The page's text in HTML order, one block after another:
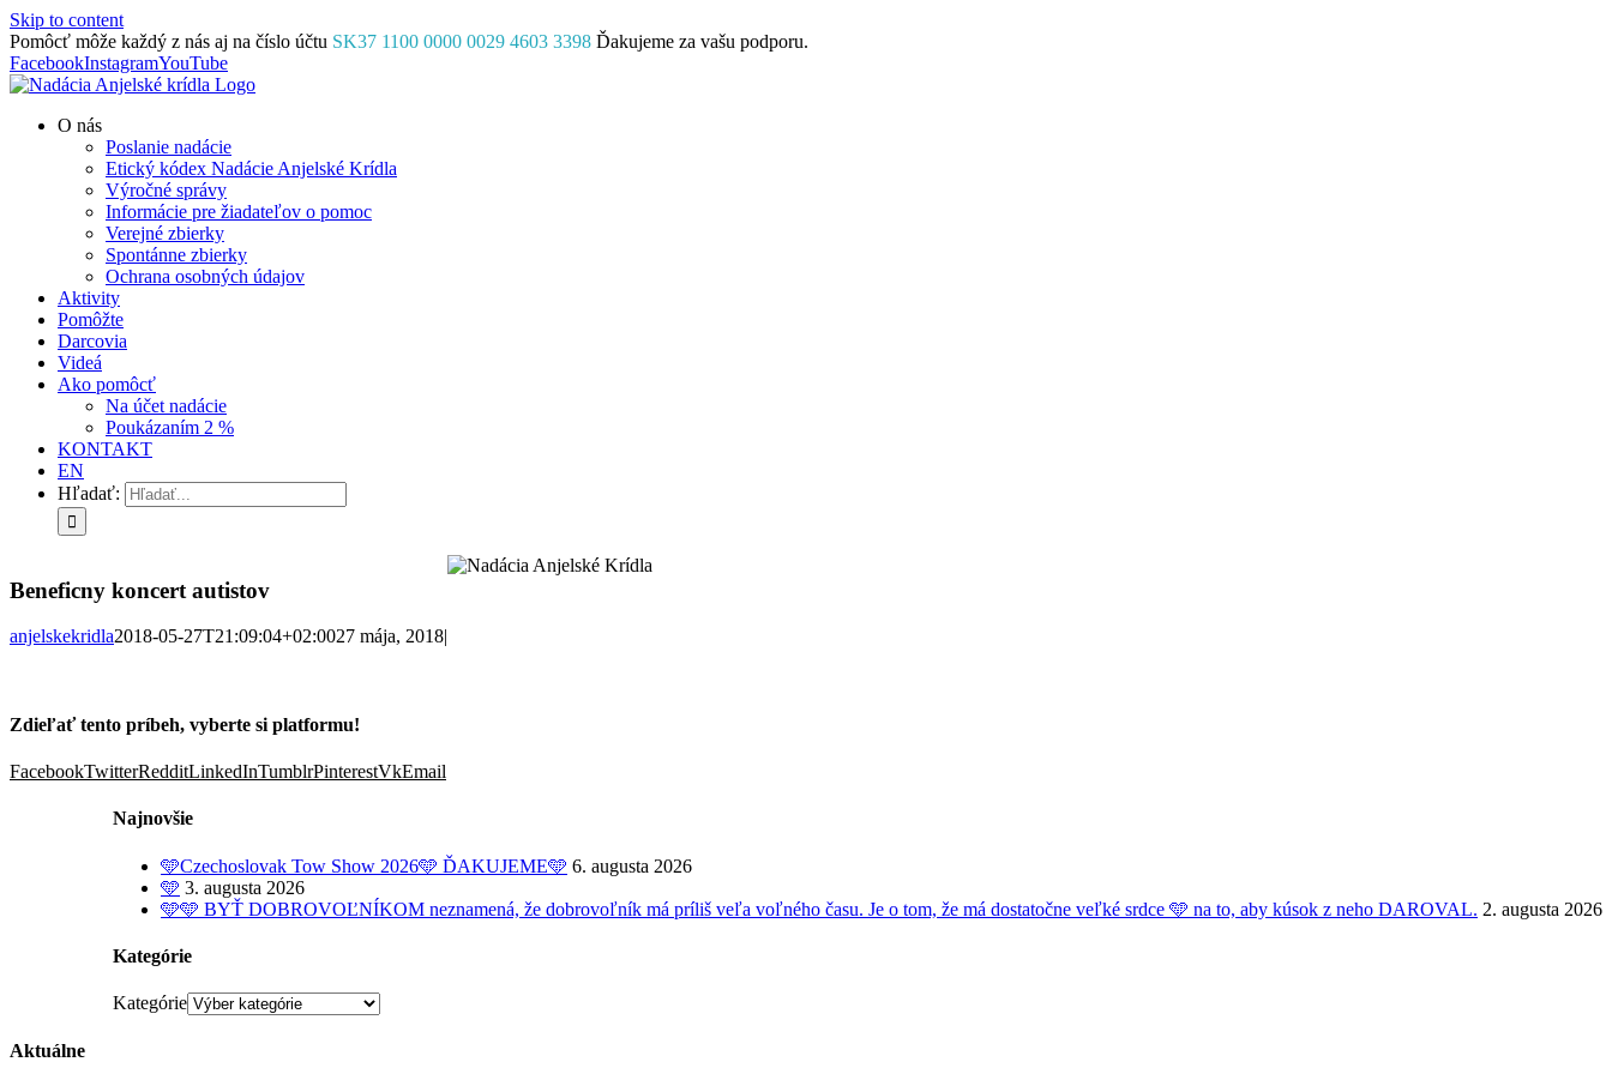
Skip to content
Pomôcť môže každý z nás aj na číslo účtu SK37 1100 0000 0029 4603 3398 Ďakujeme za vašu podporu.
FacebookInstagramYouTube
O nás
Poslanie nadácie
Etický kódex Nadácie Anjelské Krídla
Výročné správy
Informácie pre žiadateľov o pomoc
Verejné zbierky
Spontánne zbierky
Ochrana osobných údajov
Aktivity
Pomôžte
Darcovia
Videá
Ako pomôcť
Na účet nadácie
Poukázaním 2 %
KONTAKT
EN
Hľadať:
Beneficny koncert autistov
anjelskekridla2018-05-27T21:09:04+02:0027 mája, 2018|
Zdieľať tento príbeh, vyberte si platformu!
FacebookTwitterRedditLinkedInTumblrPinterestVkEmail
Najnovšie
🩵Czechoslovak Tow Show 2026🩵 ĎAKUJEME🩵 6. augusta 2026
🩵 3. augusta 2026
🩵🩵 BYŤ DOBROVOĽNÍKOM neznamená, že dobrovoľník má príliš veľa voľného času. Je o tom, že má dostatočne veľké srdce 🩵 na to, aby kúsok z neho DAROVAL. 2. augusta 2026
Kategórie
Kategórie
Aktuálne